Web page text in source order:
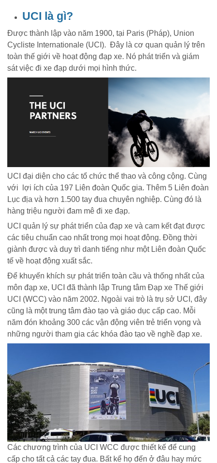
UCI là gì?
Được thành lập vào năm 1900, tại Paris (Pháp), Union
Cycliste Internationale (UCI). Đây là cơ quan quản lý trên
toàn thế giới về hoạt động đạp xe. Nó phát triển và giám
sát việc đi xe đạp dưới mọi hình thức.
UCI đại diện cho các tổ chức thể thao và công cộng. Cùng
với lợi ích của 197 Liên đoàn Quốc gia. Thêm 5 Liên đoàn
Lục địa và hơn 1.500 tay đua chuyên nghiệp. Cùng đó là
hàng triệu người đam mê đi xe đạp.
UCI quản lý sự phát triển của đạp xe và cam kết đạt được
các tiêu chuẩn cao nhất trong mọi hoạt động. Đồng thời
giành được và duy trì danh tiếng như một Liên đoàn Quốc
tế về hoạt động xuất sắc.
Để khuyến khích sự phát triển toàn cầu và thống nhất của
môn đạp xe, UCI đã thành lập Trung tâm Đạp xe Thế giới
UCI (WCC) vào năm 2002. Ngoài vai trò là trụ sở UCI, đây
cũng là một trung tâm đào tạo và giáo dục cấp cao. Mỗi
năm đón khoảng 300 các vận động viên trẻ triển vọng và
những người tham gia các khóa đào tạo về nghề đạp xe.
Các chương trình của UCI WCC được thiết kế để cung
cấp cho tất cả các tay đua. Bất kể họ đến ở đâu hay mức